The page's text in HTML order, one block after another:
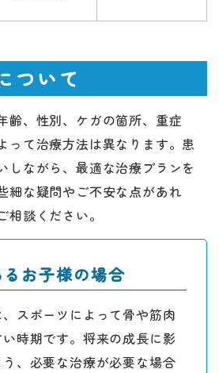
ついて
齢、性別、ケガの箇所、重症
って治療方法は異なります。患
しながら、最適な治療プランを
細な疑問やご不安な点があれ
談ください。
お子様の場合
スポーツによって骨や筋肉
時期です。将来の成長に影
、必要な治療が必要な場合